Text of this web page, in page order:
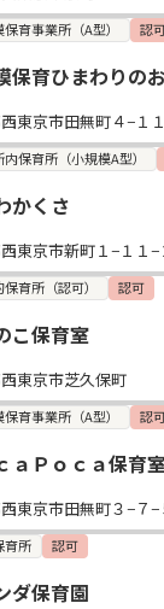
育事業所（A型） 認
保育ひまわりの
東京市田無町４−１
保育所（小規模A型）
かくさ
東京市新町１−１１−
育所（認可） 認可
こ保育室
東京市芝久保町
育事業所（A型） 認
ａＰｏｃａ保育
東京市田無町３−７−
育所 認可
ダ保育園